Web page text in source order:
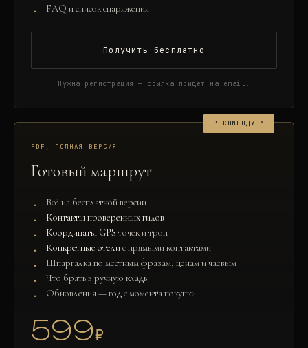
FAQ и список снаряжения
Получить бесплатно
Нужна регистрация — ссылка придёт на email.
РЕКОМЕНДУЕМ
PDF, ПОЛНАЯ ВЕРСИЯ
Готовый маршрут
Всё из бесплатной версии
Контакты проверенных гидов
Координаты GPS точек и троп
Конкретные отелис прямыми контактами
Шпаргалка по местным фразам, ценам и чаевым
Что брать в ручную кладь
Обновления — год с момента покупки
599₽